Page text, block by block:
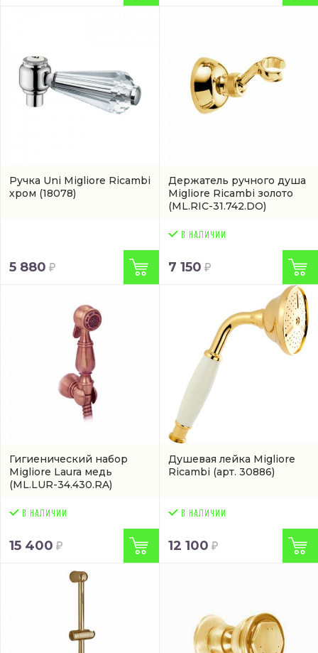
Ручка Uni Migliore Ricambi
хром (18078)
5 880
Держатель ручного душа
Migliore Ricambi золото
(ML.RIC-31.742.DO)
7 150
Гигиенический набор
Migliore Laura медь
(ML.LUR-34.430.RA)
15 400
Душевая лейка Migliore
Ricambi (арт. 30886)
12 100